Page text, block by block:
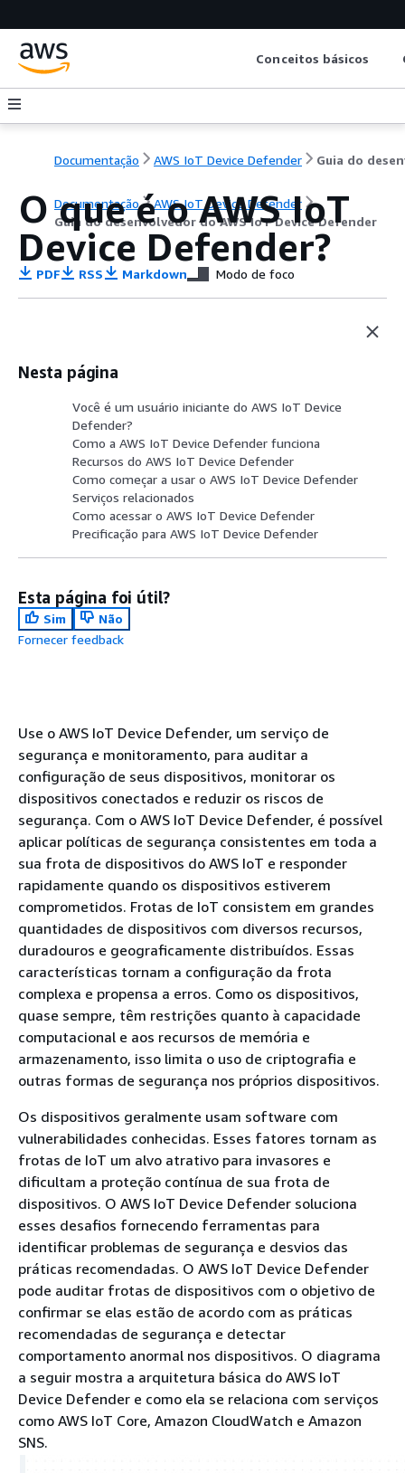
Conceitos básicos
Documentação AWS IoT Device Defender
Documentação
AWS IoT Device Defender
Guia do desenvolvedor do AWS IoT Device Defender
O que é o AWS IoT
Device Defender?
PDF RSS Markdown Modo de foco
Use o AWS IoT Device Defender, um serviço de
segurança e monitoramento, para auditar a
configuração de seus dispositivos, monitorar os
dispositivos conectados e reduzir os riscos de
segurança. Com o AWS IoT Device Defender, é possível
aplicar políticas de segurança consistentes em toda a
sua frota de dispositivos do AWS IoT e responder
rapidamente quando os dispositivos estiverem
comprometidos. Frotas de IoT consistem em grandes
quantidades de dispositivos com diversos recursos,
duradouros e geograficamente distribuídos. Essas
características tornam a configuração da frota
complexa e propensa a erros. Como os dispositivos,
quase sempre, têm restrições quanto à capacidade
computacional e aos recursos de memória e
armazenamento, isso limita o uso de criptografia e
outras formas de segurança nos próprios dispositivos.
Os dispositivos geralmente usam software com
vulnerabilidades conhecidas. Esses fatores tornam as
frotas de IoT um alvo atrativo para invasores e
dificultam a proteção contínua de sua frota de
dispositivos. O AWS IoT Device Defender soluciona
esses desafios fornecendo ferramentas para
identificar problemas de segurança e desvios das
práticas recomendadas. O AWS IoT Device Defender
pode auditar frotas de dispositivos com o objetivo de
confirmar se elas estão de acordo com as práticas
recomendadas de segurança e detectar
comportamento anormal nos dispositivos. O diagrama
a seguir mostra a arquitetura básica do AWS IoT
Device Defender e como ela se relaciona com serviços
como AWS IoT Core, Amazon CloudWatch e Amazon
SNS.
Nesta página
Você é um usuário iniciante do AWS IoT Device
Defender?
Como a AWS IoT Device Defender funciona
Recursos do AWS IoT Device Defender
Como começar a usar o AWS IoT Device Defender
Serviços relacionados
Como acessar o AWS IoT Device Defender
Precificação para AWS IoT Device Defender
Esta página foi útil?
Sim
Não
Fornecer feedback